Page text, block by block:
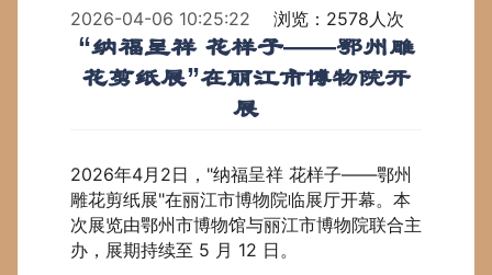
2026-04-06 10:25:22 浏览：2578人次
“纳福呈祥 花样子——鄂州雕
花剪纸展”在丽江市博物院开
展
2026年4月2日，"纳福呈祥 花样子——鄂州
雕花剪纸展"在丽江市博物院临展厅开幕。本
次展览由鄂州市博物馆与丽江市博物院联合主
办，展期持续至 5 月 12 日。